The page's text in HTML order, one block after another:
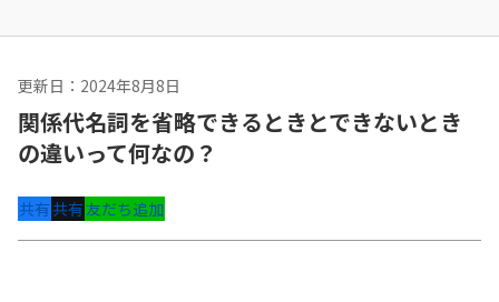
更新日：2024年8月8日
関係代名詞を省略できるときとできないとき
の違いって何なの？
共有共有友だち追加